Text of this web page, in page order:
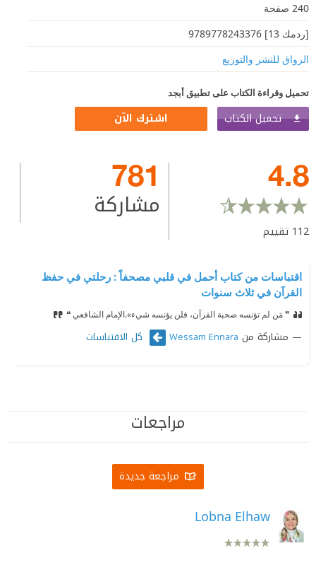
240 صفحة
[ردمك 13] 9789778243376
الرواق للنشر والتوزيع
تحميل وقراءة الكتاب على تطبيق أبجد
تحميل الكتاب اشترك الآن
4.8
112 تقييم
781
مشاركة
اقتباسات من كتاب أحمل في قلبي مصحفاً : رحلتي في حفظ
القرآن في ثلاث سنوات
❞ مَن لم تؤنسه صحبة القرآن، فلن يؤنسه شيء».⁠‫الإمام الشافعي ❝
مشاركة من Wessam Ennara كل الاقتباسات
مراجعات
مراجعة جديدة
Lobna Elhaw